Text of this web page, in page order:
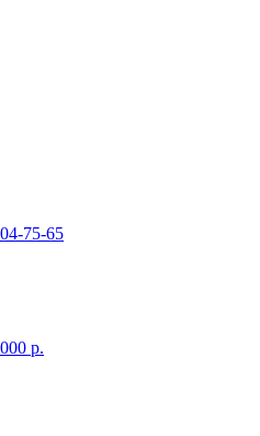
75-65
р.